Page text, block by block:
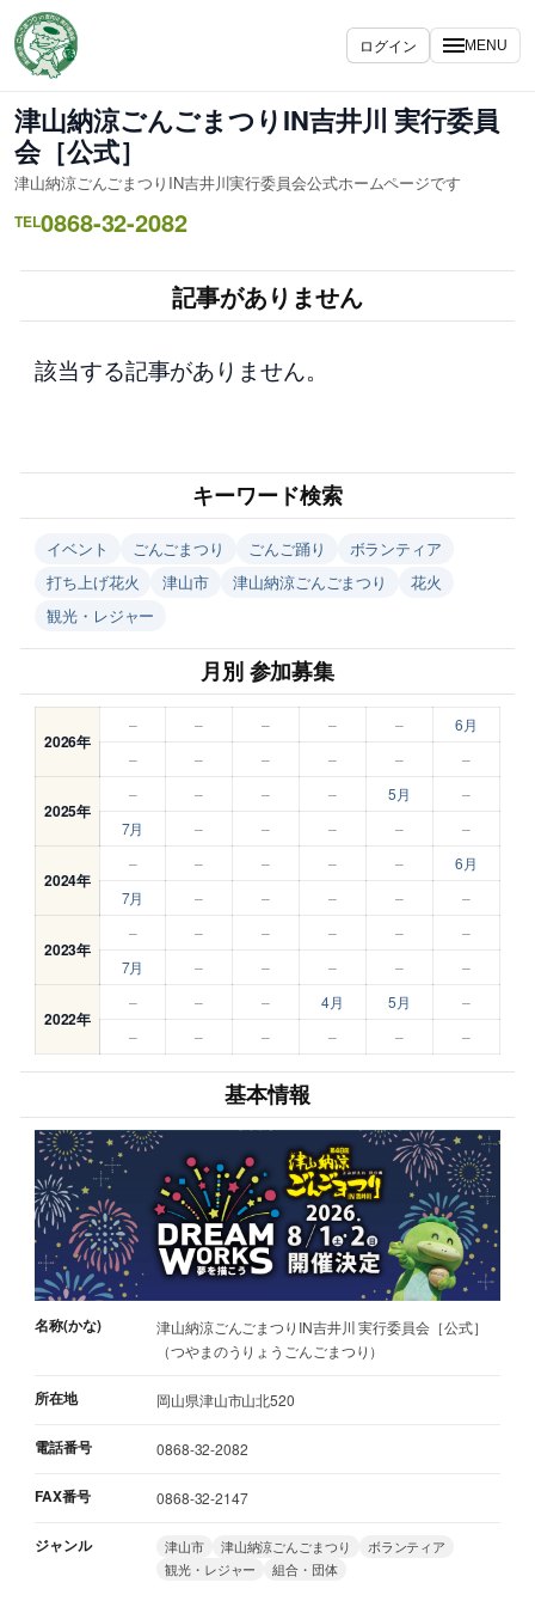
容
を
ス
キ
ッ
プ
ログイン MENU
津山納涼ごんごまつりIN吉井川 実行委員
会［公式］
津山納涼ごんごまつりIN吉井川実行委員会公式ホームページです
TEL0868-32-2082
記事がありません
該当する記事がありません。
キーワード検索
イベント ごんごまつり ごんご踊り
ボランティア
打ち上げ花火
津山市 津山納涼ごんごまつり
花火
観光・レジャー
月別 参加募集
2026年
– – – – –
6月
–
– – – – –
2025年
– – – – 5月
–
7月
– – – – –
2024年
– – – – –
6月
7月
– – – – –
2023年
– – – – –
–
7月
– – – – –
2022年
– – – 4月 5月
–
–
– – – – –
基本情報
名称(かな)
津山納涼ごんごまつりIN吉井川 実行委員会［公式］
（つやまのうりょうごんごまつり）
所在地 岡山県津山市山北520
電話番号 0868-32-2082
FAX番号 0868-32-2147
ジャンル 津山市 津山納涼ごんごまつり
ボランティア
観光・レジャー
組合・団体